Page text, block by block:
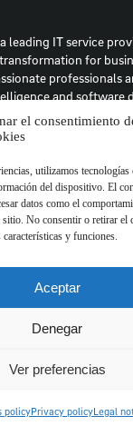
el consentimiento
utilizamos
del dispositivo. El
datos como el
No consentir o retirar el
características y funciones.
Aceptar
Denegar
Ver preferencias
policyPrivacy policyLegal
leading IT service
for
professionals
and software
clients to thrive in the